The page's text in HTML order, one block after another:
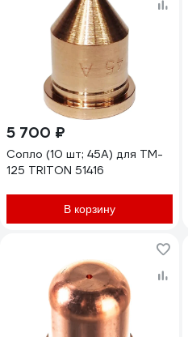
5 700 ₽
Сопло (10 шт; 45А) для TM-
125 TRITON 51416
В корзину